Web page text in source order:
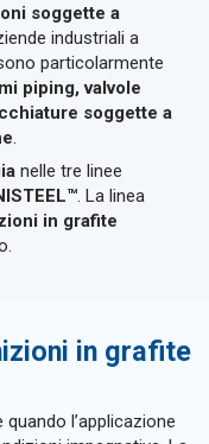
soggette a
industriali a
particolarmente
piping, valvole
soggette a
nelle tre linee
. La linea
in grafite
in grafite
l’applicazione